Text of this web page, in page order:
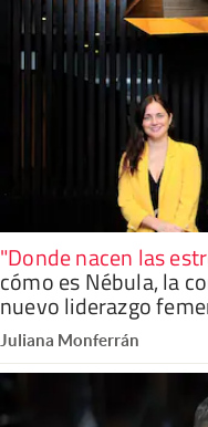
"Donde nacen las
cómo es Nébula, la
nuevo liderazgo
Juliana Monferrán